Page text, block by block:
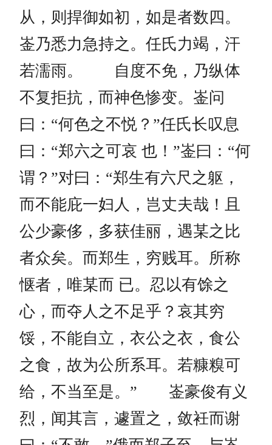
从，则捍御如初，如是者数四。
崟乃悉力急持之。任氏力竭，汗
若濡雨。 自度不免，乃纵体
不复拒抗，而神色惨变。崟问
曰：“何色之不悦？”任氏长叹息
曰：“郑六之可哀 也！”崟曰：“何
谓？”对曰：“郑生有六尺之躯，
而不能庇一妇人，岂丈夫哉！且
公少豪侈，多获佳丽，遇某之比
者众矣。而郑生，穷贱耳。所称
惬者，唯某而 已。忍以有馀之
心，而夺人之不足乎？哀其穷
馁，不能自立，衣公之衣，食公
之食，故为公所系耳。若糠糗可
给，不当至是。” 崟豪俊有义
烈，闻其言，遽置之，敛衽而谢